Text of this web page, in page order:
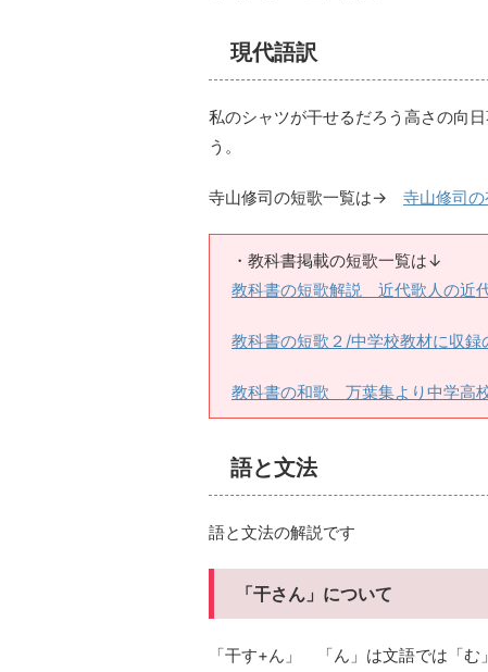
現代語訳
私のシャツが干せるだろう高さの向
う。
寺山修司の短歌一覧は→ 寺山修司
・教科書掲載の短歌一覧は↓
教科書の短歌解説 近代歌人の近
教科書の短歌２/中学校教材に収
教科書の和歌 万葉集より中学高
語と文法
語と文法の解説です
「干さん」について
「干す+ん」 「ん」は文語では「む